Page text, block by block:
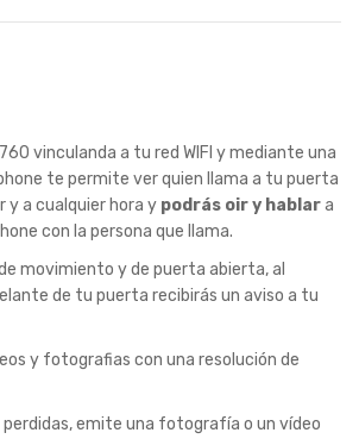
vinculanda a tu red WIFI y mediante una
te permite ver quien llama a tu puerta
y a cualquier hora y podrás oir y hablara
con la persona que llama.
movimiento y de puerta abierta, al
de tu puerta recibirás un aviso a tu
y fotografias con una resolución de
perdidas, emite una fotografía o un vídeo